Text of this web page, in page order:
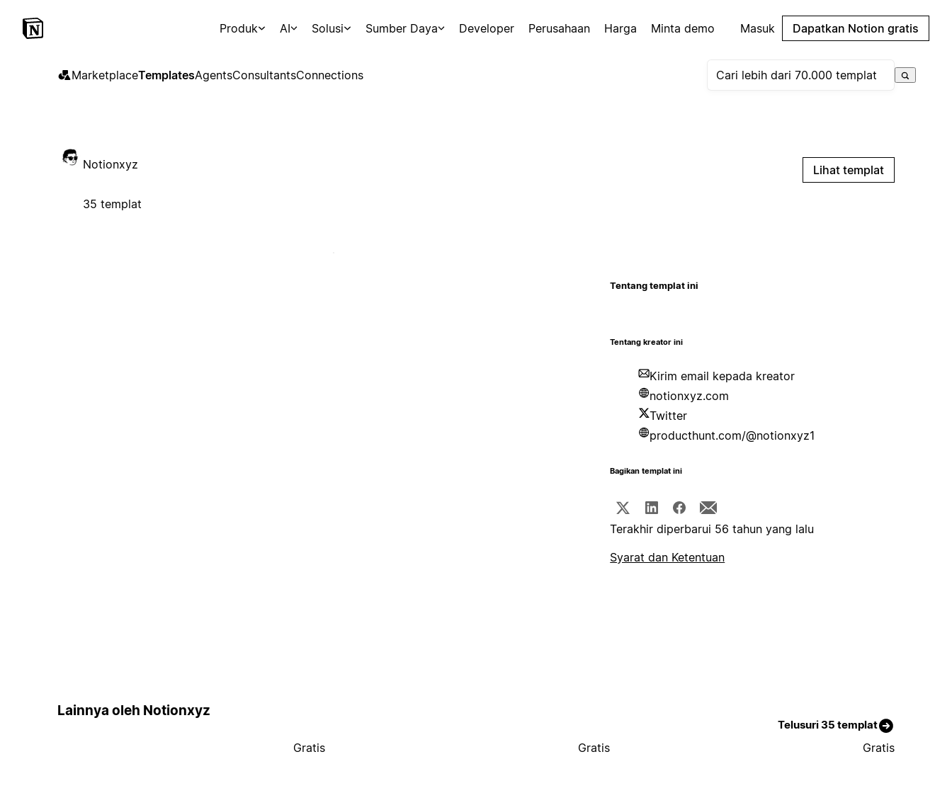
Produk AI Solusi Sumber Daya Developer Perusahaan Harga Minta demo Masuk Dapatkan Notion gratis
MarketplaceTemplatesAgentsConsultantsConnections
Notionxyz
35 templat
Lihat templat
Tentang templat ini
Tentang kreator ini
Kirim email kepada kreator
notionxyz.com
Twitter
producthunt.com/@notionxyz1
Bagikan templat ini
Terakhir diperbarui 56 tahun yang lalu
Syarat dan Ketentuan
Lainnya oleh Notionxyz
Telusuri 35 templat
Gratis Gratis Gratis